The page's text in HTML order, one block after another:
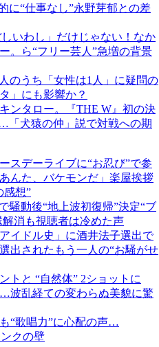
に“仕事なし”永野芽郁との差
しいわし」だけじゃない！なか
。ら“フリー芸人”急増の背景
のうち「女性は1人」に疑問の
」にも影響か？
ンタロー。『THE W』初の決
「犬猿の仲」説で対戦への期
スデーライブに“お忍び”で参
んた、バケモンだ」楽屋挨拶
感想”
騒動後“地上波初復帰”決定“ブ
消も視聴者は冷めた声
イドル史」に酒井法子選出で
出されたもう一人の“お騒がせ
トと “自然体” 2ショットに
…波乱経ての変わらぬ美貌に驚
“歌唱力”に心配の声…
クの壁